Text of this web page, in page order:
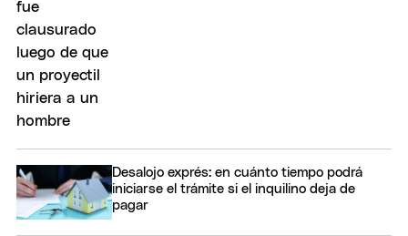
Desalojo exprés: en cuánto tiempo podrá
iniciarse el trámite si el inquilino deja de
pagar